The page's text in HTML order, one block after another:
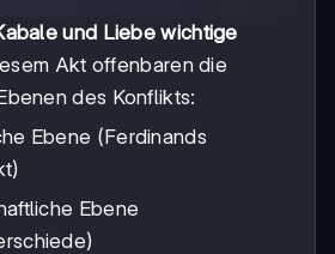
und Liebe wichtige
Akt offenbaren die
des Konflikts:
Ebene (Ferdinands
Ebene